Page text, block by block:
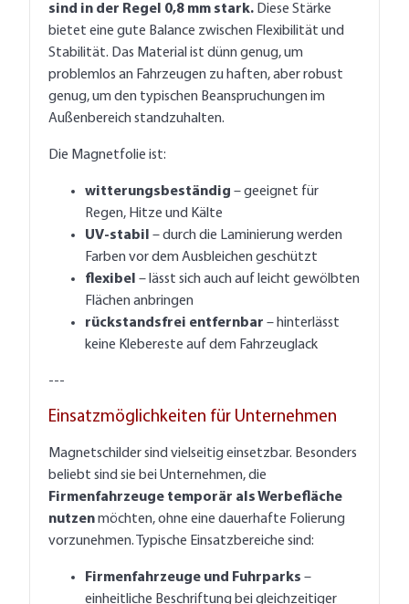
sind in der Regel 0,8 mm stark. Diese Stärke
bietet eine gute Balance zwischen Flexibilität und
Stabilität. Das Material ist dünn genug, um
problemlos an Fahrzeugen zu haften, aber robust
genug, um den typischen Beanspruchungen im
Außenbereich standzuhalten.
Die Magnetfolie ist:
witterungsbeständig – geeignet für
Regen, Hitze und Kälte
UV-stabil – durch die Laminierung werden
Farben vor dem Ausbleichen geschützt
flexibel – lässt sich auch auf leicht gewölbten
Flächen anbringen
rückstandsfrei entfernbar – hinterlässt
keine Klebereste auf dem Fahrzeuglack
---
Einsatzmöglichkeiten für Unternehmen
Magnetschilder sind vielseitig einsetzbar. Besonders
beliebt sind sie bei Unternehmen, die
Firmenfahrzeuge temporär als Werbefläche
nutzenmöchten, ohne eine dauerhafte Folierung
vorzunehmen. Typische Einsatzbereiche sind:
Firmenfahrzeuge und Fuhrparks –
einheitliche Beschriftung bei gleichzeitiger